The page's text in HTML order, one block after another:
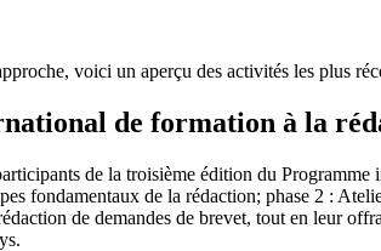
voici un aperçu des activités les plus
de formation à la
de la troisième édition du
fondamentaux de la rédaction; phase 2 :
de demandes de brevet, tout en leur